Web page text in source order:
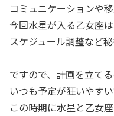
コミュニケーションや
今回水星が入る乙女座
スケジュール調整など
ですので、計画を立て
いつも予定が狂いやす
この時期に水星と乙女